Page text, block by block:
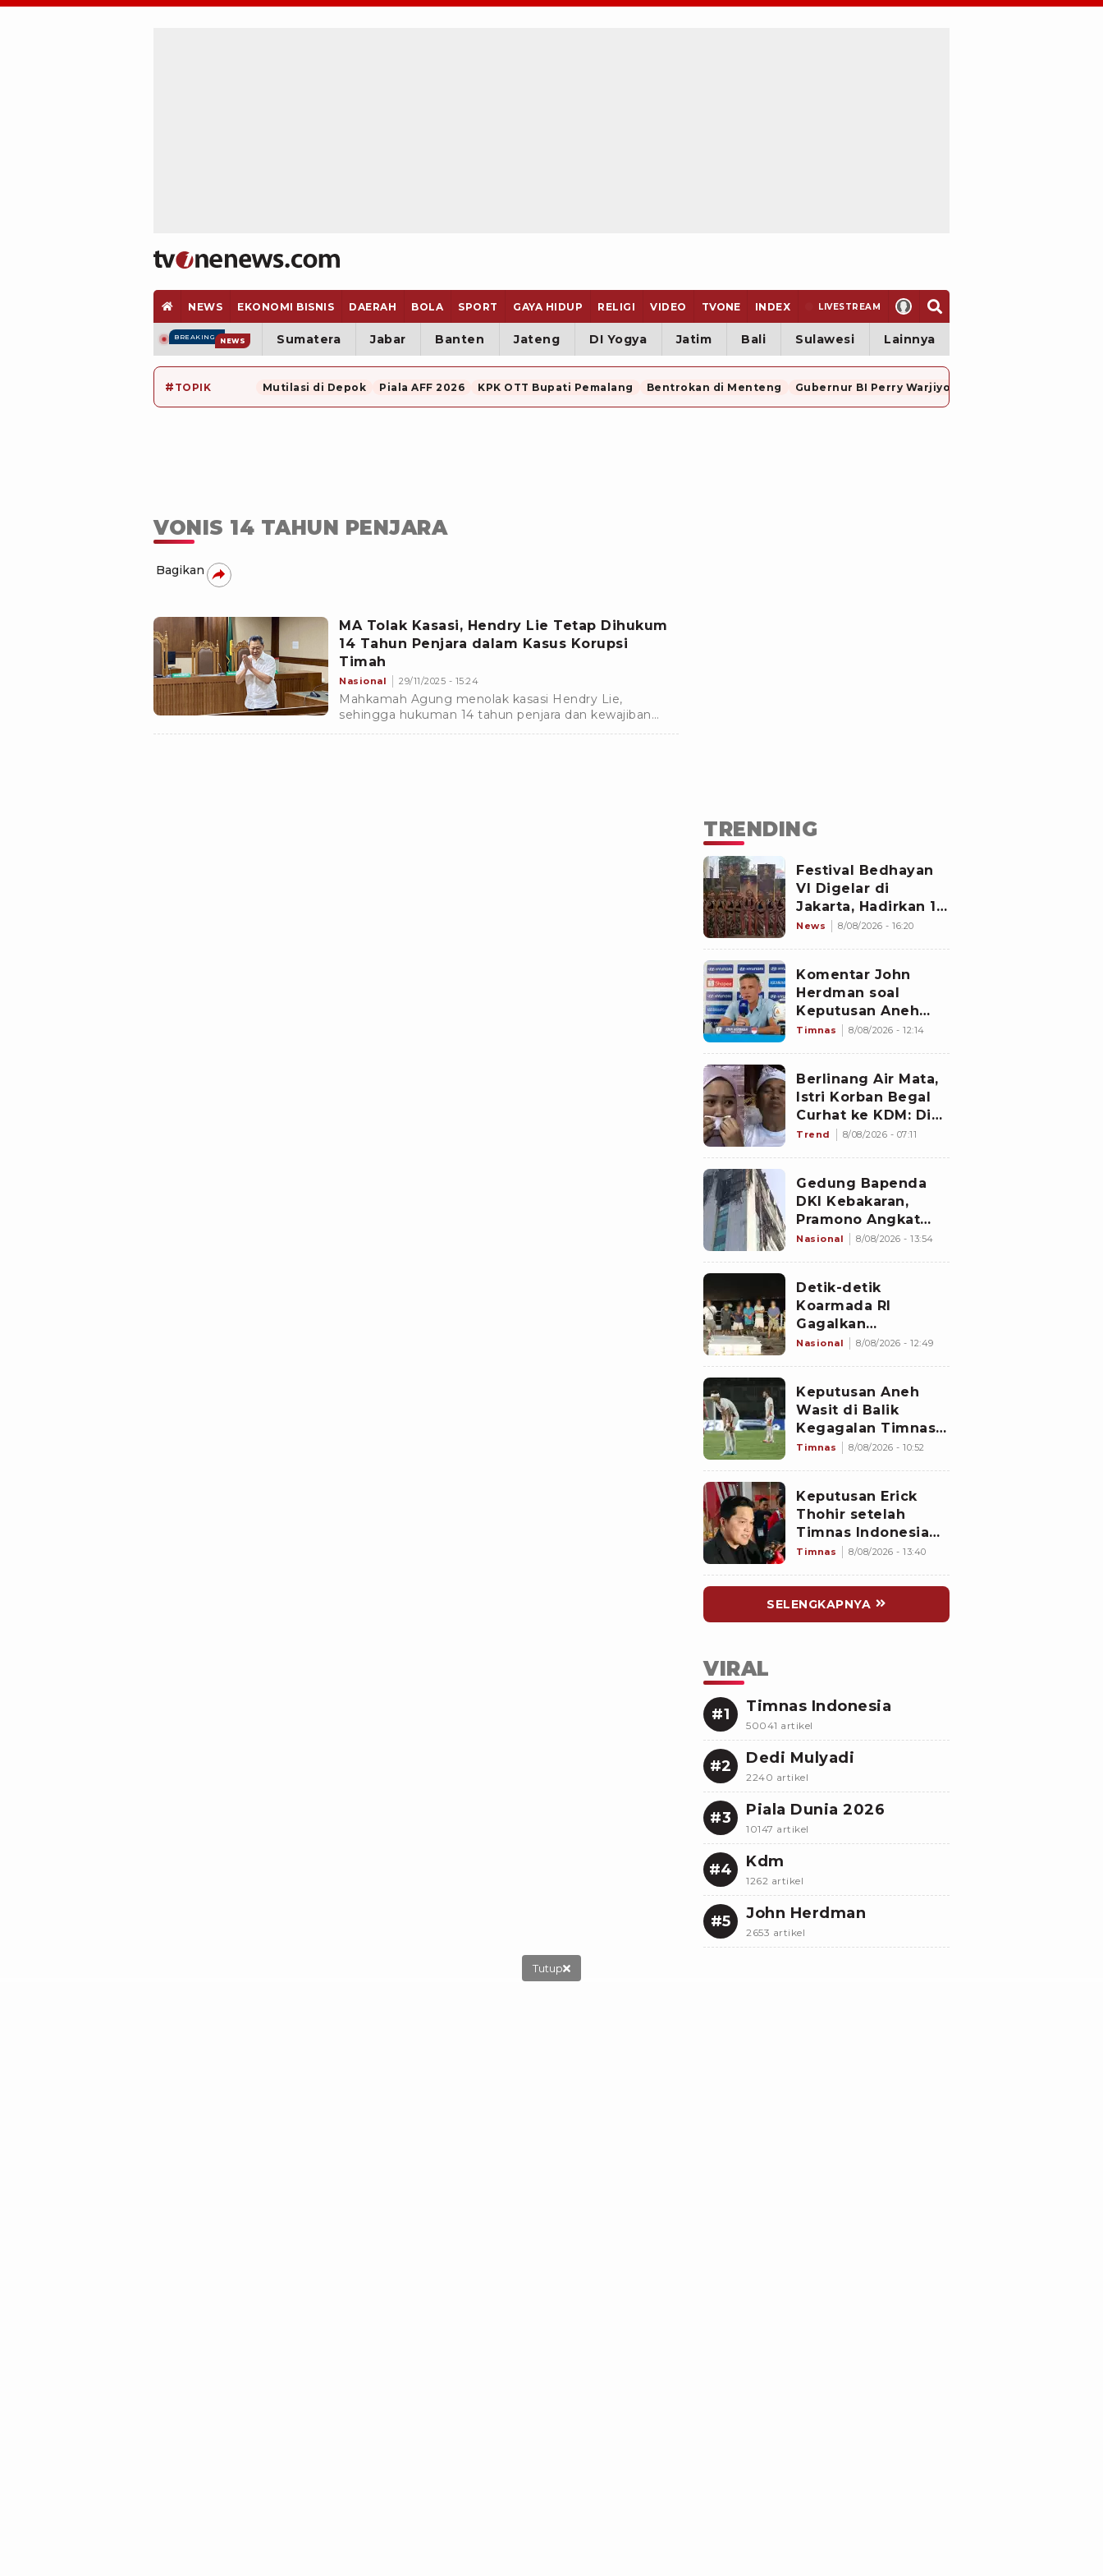
NEWS EKONOMI BISNIS DAERAH BOLA SPORT GAYA HIDUP RELIGI VIDEO TVONE INDEX LIVESTREAM
BREAKING NEWS Sumatera Jabar Banten Jateng DI Yogya Jatim Bali Sulawesi Lainnya
# TOPIK Mutilasi di Depok Piala AFF 2026 KPK OTT Bupati Pemalang Bentrokan di Menteng Gubernur BI Perry Warjiyo Mundur
VONIS 14 TAHUN PENJARA
Bagikan
MA Tolak Kasasi, Hendry Lie Tetap Dihukum
14 Tahun Penjara dalam Kasus Korupsi
Timah
Nasional 29/11/2025 - 15:24
Mahkamah Agung menolak kasasi Hendry Lie,
sehingga hukuman 14 tahun penjara dan kewajiban
membayar uang pengganti Rp1,05 triliun dalam kasus
TRENDING
Festival Bedhayan
VI Digelar di
Jakarta, Hadirkan 16
Kelompok Tari dari
News 8/08/2026 - 16:20
Komentar John
Herdman soal
Keputusan Aneh
Wasit Laga Timnas
AFF 2026: Percuma
Bahas Itu
Timnas 8/08/2026 - 12:14
Berlinang Air Mata,
Istri Korban Begal
Curhat ke KDM: Dia
Abis Shalat Tahajud
Trend 8/08/2026 - 07:11
Gedung Bapenda
DKI Kebakaran,
Pramono Angkat
Bicara soal Nasib
Nasional 8/08/2026 - 13:54
Detik-detik
Koarmada RI
Gagalkan
Penyelundupan 1,3
Perairan Bintan
Nasional 8/08/2026 - 12:49
Keputusan Aneh
Wasit di Balik
Kegagalan Timnas
Indonesia Lolos
Singapura dan
Rugikan Garuda
Timnas 8/08/2026 - 10:52
Keputusan Erick
Thohir setelah
Timnas Indonesia
Gagal Lolos
2026: Skuad John
Herdman Dievaluasi
Timnas 8/08/2026 - 13:40
SELENGKAPNYA
VIRAL
#1 Timnas Indonesia
50041 artikel
#2 Dedi Mulyadi
2240 artikel
#3 Piala Dunia 2026
10147 artikel
#4 Kdm
1262 artikel
#5 John Herdman
2653 artikel
Tutup